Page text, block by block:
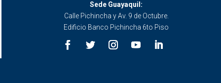
Sede Guayaquil:
Calle Pichincha y Av. 9 de Octubre.
Edificio Banco Pichincha 6to Piso